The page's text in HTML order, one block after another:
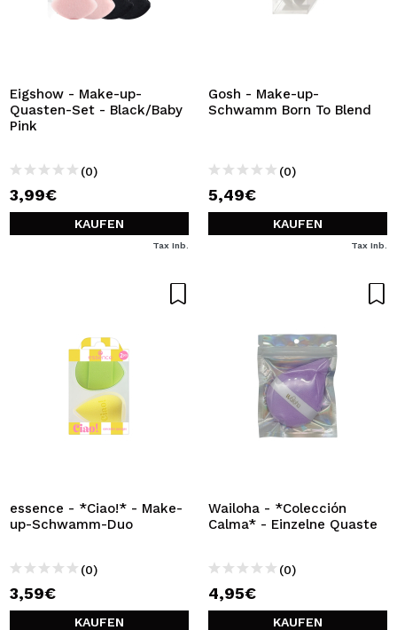
Eigshow - Make-up-
Quasten-Set - Black/Baby
Pink
(0)
3,99€
KAUFEN
Tax Inb.
Gosh - Make-up-
Schwamm Born To Blend
(0)
5,49€
KAUFEN
Tax Inb.
essence - *Ciao!* - Make-
up-Schwamm-Duo
(0)
3,59€
KAUFEN
Wailoha - *Colección
Calma* - Einzelne Quaste
(0)
4,95€
KAUFEN